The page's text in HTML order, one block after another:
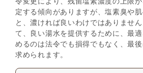
定する傾向がありますが、塩素臭や
と、濃ければ良いわけではありませ
て、良い湯水を提供するために、最
めるのは法令でも損得でもなく、最
求められます。